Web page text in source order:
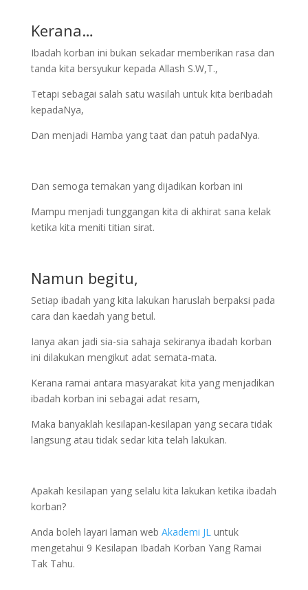
Kerana…
Ibadah korban ini bukan sekadar memberikan rasa dan
tanda kita bersyukur kepada Allash S.W,T.,
Tetapi sebagai salah satu wasilah untuk kita beribadah
kepadaNya,
Dan menjadi Hamba yang taat dan patuh padaNya.
Dan semoga ternakan yang dijadikan korban ini
Mampu menjadi tunggangan kita di akhirat sana kelak
ketika kita meniti titian sirat.
Namun begitu,
Setiap ibadah yang kita lakukan haruslah berpaksi pada
cara dan kaedah yang betul.
Ianya akan jadi sia-sia sahaja sekiranya ibadah korban
ini dilakukan mengikut adat semata-mata.
Kerana ramai antara masyarakat kita yang menjadikan
ibadah korban ini sebagai adat resam,
Maka banyaklah kesilapan-kesilapan yang secara tidak
langsung atau tidak sedar kita telah lakukan.
Apakah kesilapan yang selalu kita lakukan ketika ibadah
korban?
Anda boleh layari laman web Akademi JLuntuk
mengetahui 9 Kesilapan Ibadah Korban Yang Ramai
Tak Tahu.